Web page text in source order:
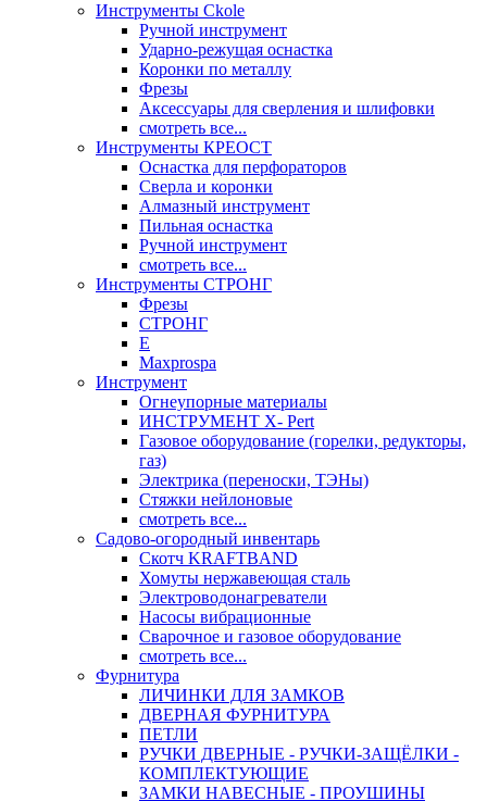
Инструменты Ckole
Ручной инструмент
Ударно‑режущая оснастка
Коронки по металлу
Фрезы
Аксессуары для сверления и шлифовки
смотреть все...
Инструменты КРЕОСТ
Оснастка для перфораторов
Сверла и коронки
Алмазный инструмент
Пильная оснастка
Ручной инструмент
смотреть все...
Инструменты СТРОНГ
Фрезы
СТРОНГ
Е
Maxprospa
Инструмент
Огнеупорные материалы
ИНСТРУМЕНТ X- Pert
Газовое оборудование (горелки, редукторы,
газ)
Электрика (переноски, ТЭНы)
Стяжки нейлоновые
смотреть все...
Садово-огородный инвентарь
Скотч KRAFTBAND
Хомуты нержавеющая сталь
Электроводонагреватели
Насосы вибрационные
Сварочное и газовое оборудование
смотреть все...
Фурнитура
ЛИЧИНКИ ДЛЯ ЗАМКОВ
ДВЕРНАЯ ФУРНИТУРА
ПЕТЛИ
РУЧКИ ДВЕРНЫЕ - РУЧКИ-ЗАЩЁЛКИ -
КОМПЛЕКТУЮЩИЕ
ЗАМКИ НАВЕСНЫЕ - ПРОУШИНЫ